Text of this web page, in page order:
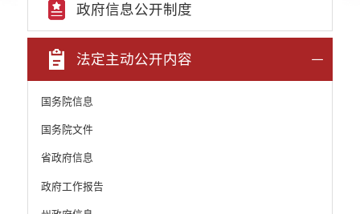
政府信息公开制度
法定主动公开内容
国务院信息
国务院文件
省政府信息
政府工作报告